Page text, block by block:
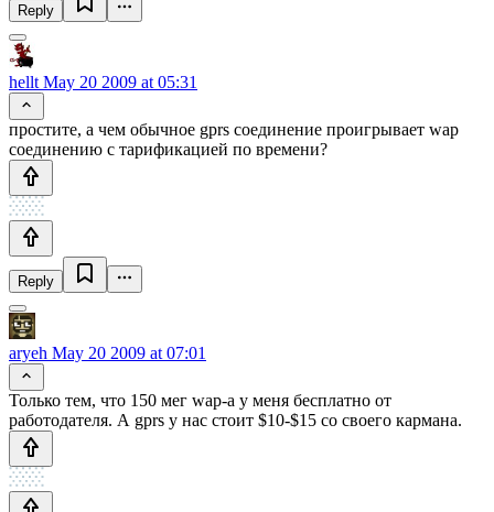
Reply
hellt May 20 2009 at 05:31
простите, а чем обычное gprs соединение проигрывает wap
соединению с тарификацией по времени?
Reply
aryeh May 20 2009 at 07:01
Только тем, что 150 мег wap-а у меня бесплатно от
работодателя. А gprs у нас стоит $10-$15 со своего кармана.